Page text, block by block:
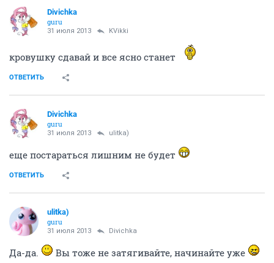
Divichka
guru
31 июля 2013 KVikki
кровушку сдавай и все ясно станет
ОТВЕТИТЬ
Divichka
guru
31 июля 2013 ulitka)
еще постараться лишним не будет
ОТВЕТИТЬ
ulitka)
guru
31 июля 2013 Divichka
Да-да. Вы тоже не затягивайте, начинайте уже